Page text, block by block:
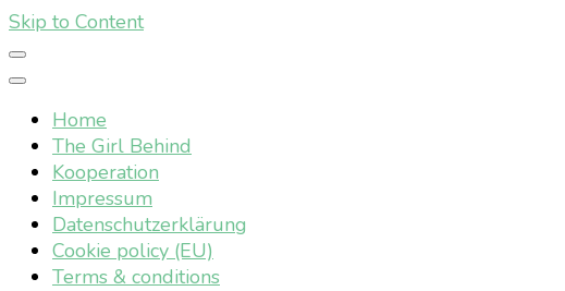
Skip to Content
Home
The Girl Behind
Kooperation
Impressum
Datenschutzerklärung
Cookie policy (EU)
Terms & conditions